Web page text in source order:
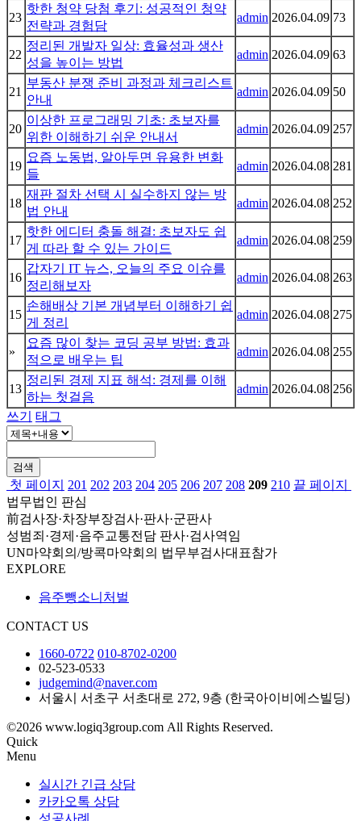
23
핫한 청약 당첨 후기: 성공적인 청약
전략과 경험담
admin 2026.04.09 73
22
정리된 개발자 일상: 효율성과 생산
성을 높이는 방법
admin 2026.04.09 63
21
부동산 분쟁 준비 과정과 체크리스트
안내
admin 2026.04.09 50
20
이상한 프로그래밍 기초: 초보자를
위한 이해하기 쉬운 안내서
admin 2026.04.09 257
19
요즘 노동법, 알아두면 유용한 변화
들
admin 2026.04.08 281
18
재판 절차 선택 시 실수하지 않는 방
법 안내
admin 2026.04.08 252
17
핫한 에디터 충돌 해결: 초보자도 쉽
게 따라 할 수 있는 가이드
admin 2026.04.08 259
16
갑자기 IT 뉴스, 오늘의 주요 이슈를
정리해보자
admin 2026.04.08 263
15
손해배상 기본 개념부터 이해하기 쉽
게 정리
admin 2026.04.08 275
»
요즘 많이 찾는 코딩 공부 방법: 효과
적으로 배우는 팁
admin 2026.04.08 255
13
정리된 경제 지표 해석: 경제를 이해
하는 첫걸음
admin 2026.04.08 256
쓰기
태그
검색
첫 페이지 201 202 203 204 205 206 207 208 209 210 끝 페이지
법무법인 판심
前검사장·차장부장검사·판사·군판사
성범죄·경제·음주교통전담 판사·검사역임
UN마약회의/방콕마약회의 법무부검사대표참가
EXPLORE
음주뺑소니처벌
CONTACT US
1660-0722 010-8702-0200
02-523-0533
judgemind@naver.com
서울시 서초구 서초대로 272, 9층 (한국아이비에스빌딩)
©2026 www.logiq3group.com All Rights Reserved.
Quick
Menu
실시간 긴급 상담
카카오톡 상담
성공사례